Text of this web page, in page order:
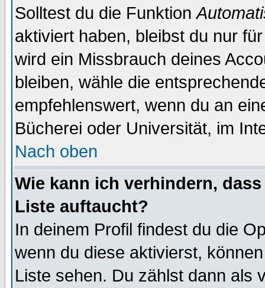
Solltest du die Funktion
aktiviert haben, bleibst du nur
wird ein Missbrauch deines
bleiben, wähle die
empfehlenswert, wenn du an
Bücherei oder Universität, im
Nach oben
Wie kann ich verhindern,
Liste auftaucht?
In deinem Profil findest du die
wenn du diese aktivierst,
Liste sehen. Du zählst dann als